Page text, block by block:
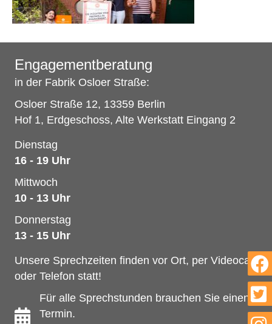
Engagementberatung
in der Fabrik Osloer Straße:
Osloer Straße 12, 13359 Berlin
Hof 1, Erdgeschoss, Alte Werkstatt Eingang 2
Dienstag
16 - 19 Uhr
Mittwoch
10 - 13 Uhr
Donnerstag
13 - 15 Uhr
Unsere Sprechzeiten finden vor Ort, per Videocall
oder Telefon statt!
Für alle Sprechstunden brauchen Sie einen
Termin.